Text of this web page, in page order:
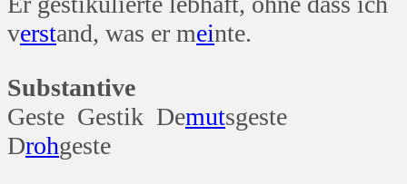
verstand, was er meinte.
Substantive
Geste Gestik Demutsgeste
Drohgeste